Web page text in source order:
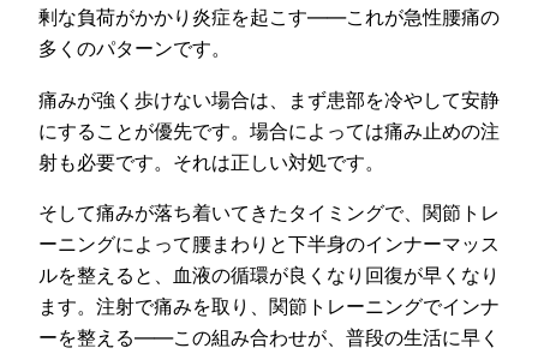
剰な負荷がかかり炎症を起こす——これが急性腰痛の
多くのパターンです。
痛みが強く歩けない場合は、まず患部を冷やして安静
にすることが優先です。場合によっては痛み止めの注
射も必要です。それは正しい対処です。
そして痛みが落ち着いてきたタイミングで、関節トレ
ーニングによって腰まわりと下半身のインナーマッス
ルを整えると、血液の循環が良くなり回復が早くなり
ます。注射で痛みを取り、関節トレーニングでインナ
ーを整える——この組み合わせが、普段の生活に早く